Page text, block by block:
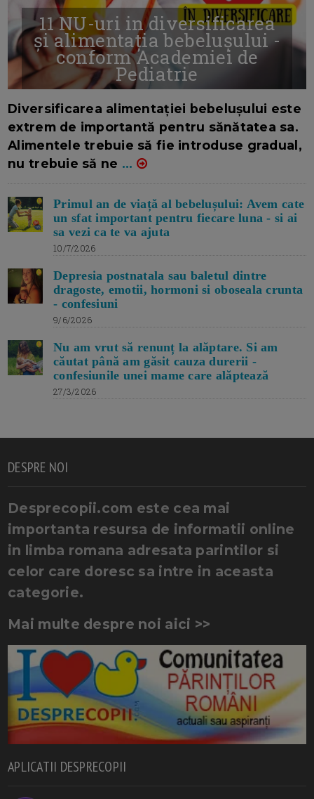
11 NU-uri in diversificarea
și alimentația bebelușului -
conform Academiei de
Pediatrie
Diversificarea alimentației bebelușului este
extrem de importantă pentru sănătatea sa.
Alimentele trebuie să fie introduse gradual,
nu trebuie să ne ...
Primul an de viață al bebelușului: Avem cate
un sfat important pentru fiecare luna - si ai
sa vezi ca te va ajuta
10/7/2026
Depresia postnatala sau baletul dintre
dragoste, emotii, hormoni si oboseala crunta
- confesiuni
9/6/2026
Nu am vrut să renunț la alăptare. Si am
căutat până am găsit cauza durerii -
confesiunile unei mame care alăptează
27/3/2026
DESPRE NOI
Desprecopii.com este cea mai
importanta resursa de informatii online
in limba romana adresata parintilor si
celor care doresc sa intre in aceasta
categorie.
Mai multe despre noi aici >>
APLICATII DESPRECOPII